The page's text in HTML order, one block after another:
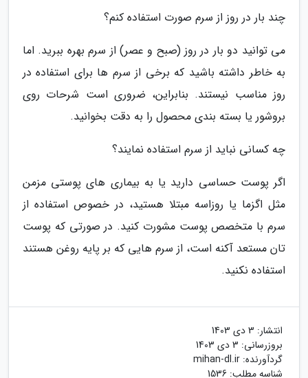
چند بار در روز از سرم صورت استفاده کنم؟
می توانید دو بار در روز (صبح و عصر) از سرم بهره ببرید. اما
به خاطر داشته باشید که برخی از سرم ها برای استفاده در
روز مناسب نیستند. بنابراین، ضروری است شرحات روی
بروشور یا بسته بندی محصول را به دقت بخوانید.
چه کسانی نباید از سرم استفاده نمایند؟
اگر پوست حساسی دارید یا به بیماری های پوستی مزمن
مثل اگزما یا روزاسه مبتلا هستید، در خصوص استفاده از
سرم با متخصص پوست مشورت کنید. در صورتی که پوست
تان مستعد آکنه است، از سرم هایی که بر پایه روغن هستند
استفاده نکنید.
انتشار: 3 دی 1403
بروزرسانی: 3 دی 1403
گردآورنده: mihan-dl.ir
شناسه مطلب: 1536